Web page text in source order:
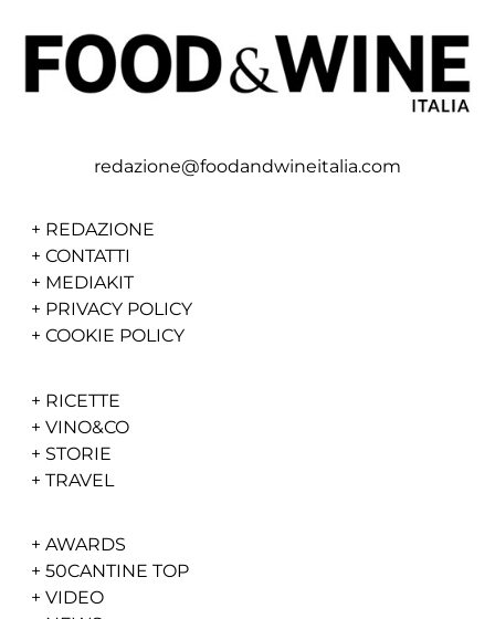
redazione@foodandwineitalia.com
+ REDAZIONE
+ CONTATTI
+ MEDIAKIT
+ PRIVACY POLICY
+ COOKIE POLICY
+ RICETTE
+ VINO&CO
+ STORIE
+ TRAVEL
+ AWARDS
+ 50CANTINE TOP
+ VIDEO